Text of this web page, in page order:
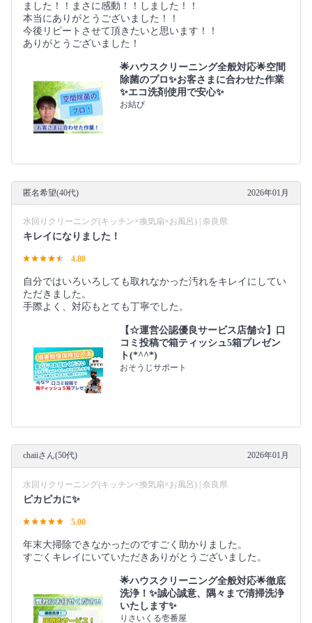
ました！！まさに感動！！しました！！
本当にありがとうございました！！
今後リピートさせて頂きたいと思います！！
ありがとうございました！
🌟ハウスクリーニング全般対応🌟空間
除菌のプロ✨お客さまに合わせた作業
✨エコ洗剤使用で安心✨
お結び
匿名希望(40代) 2026年01月
水回りクリーニング(キッチン×換気扇×お風呂) | 奈良県
キレイになりました！
4.80
自分ではいろいろしても取れなかった汚れをキレイにしてい
ただきました。
手際よく、対応もとても丁寧でした。
【☆運営公認優良サービス店舗☆】口
コミ投稿で箱ティッシュ5箱プレゼン
ト(*^^*)
おそうじサポート
chaiiさん(50代) 2026年01月
水回りクリーニング(キッチン×換気扇×お風呂) | 奈良県
ピカピカに✨
5.00
年末大掃除できなかったのですごく助かりました。
すごくキレイにいていただきありがとうございました。
🌟ハウスクリーニング全般対応🌟徹底
洗浄！✨誠心誠意、隅々まで清掃洗浄
いたします✨
りさいくる壱番屋